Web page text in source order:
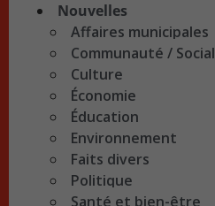
Nouvelles
Affaires municipales
Communauté / Social
Culture
Économie
Éducation
Environnement
Faits divers
Politique
Santé et bien-être